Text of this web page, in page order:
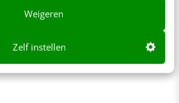
Weigeren
Zelf instellen